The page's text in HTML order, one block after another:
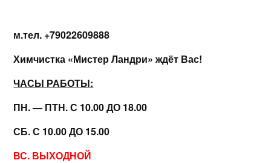
м.тел. +79022609888
Химчистка «Мистер Ландри» ждёт Вас!
ЧАСЫ РАБОТЫ:
ПН. — ПТН. С 10.00 ДО 18.00
СБ. С 10.00 ДО 15.00
ВС. ВЫХОДНОЙ